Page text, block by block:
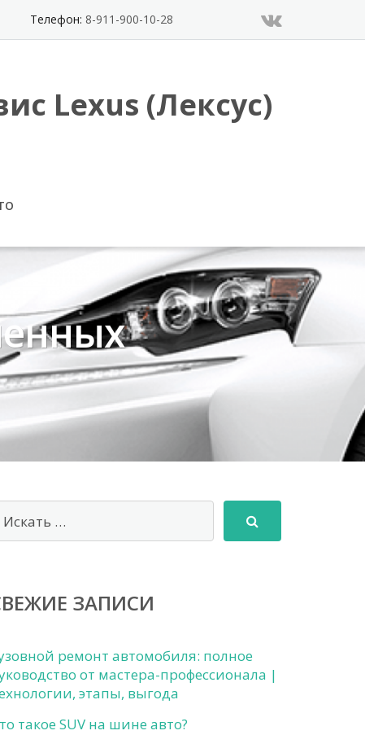
Телефон: 8-911-900-10-28
Lexus (Лексус)
ЗАПИСИ
ремонт автомобиля: полное
от мастера-профессионала |
этапы, выгода
такое SUV на шине авто?